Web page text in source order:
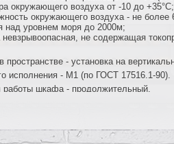
окружающего воздуха от -10 до +35°С;
окружающего воздуха - не более
над уровнем моря до 2000м;
не содержащая
пространстве - установка на
исполнения - М1 (по ГОСТ 17516.1-90).
шкафа - продолжительный.